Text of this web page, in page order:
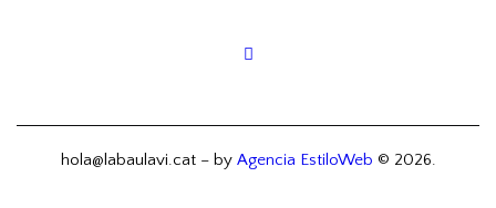
hola@labaulavi.cat – by Agencia EstiloWeb © 2026.